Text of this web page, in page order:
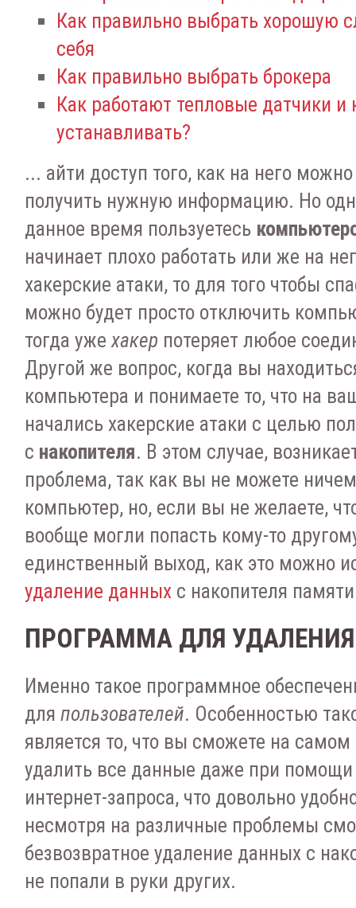
Как правильно выбрать хорошую
себя
Как правильно выбрать брокера
Как работают тепловые датчики и
устанавливать?
... айти доступ того, как на него
получить нужную информацию. Но
данное время пользуетесь
начинает плохо работать или же на
хакерские атаки, то для того чтобы
можно будет просто отключить
тогда уже хакер потеряет любое
Другой же вопрос, когда вы
компьютера и понимаете то, что на
начались хакерские атаки с целью
с накопителя. В этом случае,
проблема, так как вы не можете
компьютер, но, если вы не желаете,
вообще могли попасть кому-то
единственный выход, как это можно
удаление данных с накопителя
ПРОГРАММА ДЛЯ
Именно такое программное
для пользователей. Особенностью
является то, что вы сможете на
удалить все данные даже при
интернет-запроса, что довольно
несмотря на различные проблемы
безвозвратное удаление данных с
не попали в руки других.